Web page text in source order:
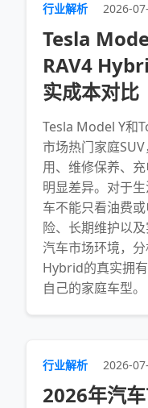
行业解析 2026-
Tesla
RAV4
实成本对比
Tesla Model Y和
市场热门家庭
用、维修保养、
明显差异。对于
车不能只看油费
险、长期维护以
汽车市场环境，
Hybrid的真实拥
自己的家庭车型。
行业解析 2026-
2026年汽